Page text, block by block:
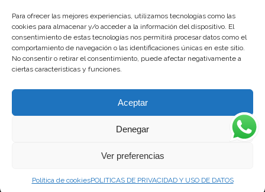
Para ofrecer las mejores experiencias, utilizamos tecnologías como las
cookies para almacenar y/o acceder a la información del dispositivo. El
consentimiento de estas tecnologías nos permitirá procesar datos como el
comportamiento de navegación o las identificaciones únicas en este sitio.
No consentir o retirar el consentimiento, puede afectar negativamente a
ciertas características y funciones.
Aceptar
Denegar
Ver preferencias
Política de cookiesPOLITICAS DE PRIVACIDAD Y USO DE DATOS
Términos y Condiciones
Políticas de Privacidad
Políticas de Viaje y Cancelaciones
derechos reservados.